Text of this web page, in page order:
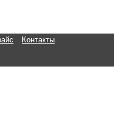
Контакты